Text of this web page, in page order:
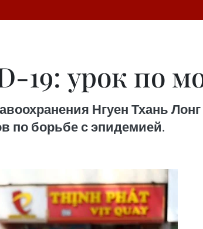
19: урок по
Нгуен Тхань Лонг
по борьбе с эпидемией.